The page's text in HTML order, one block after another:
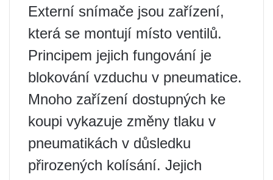
Externí snímače jsou zařízení,
která se montují místo ventilů.
Principem jejich fungování je
blokování vzduchu v pneumatice.
Mnoho zařízení dostupných ke
koupi vykazuje změny tlaku v
pneumatikách v důsledku
přirozených kolísání. Jejich